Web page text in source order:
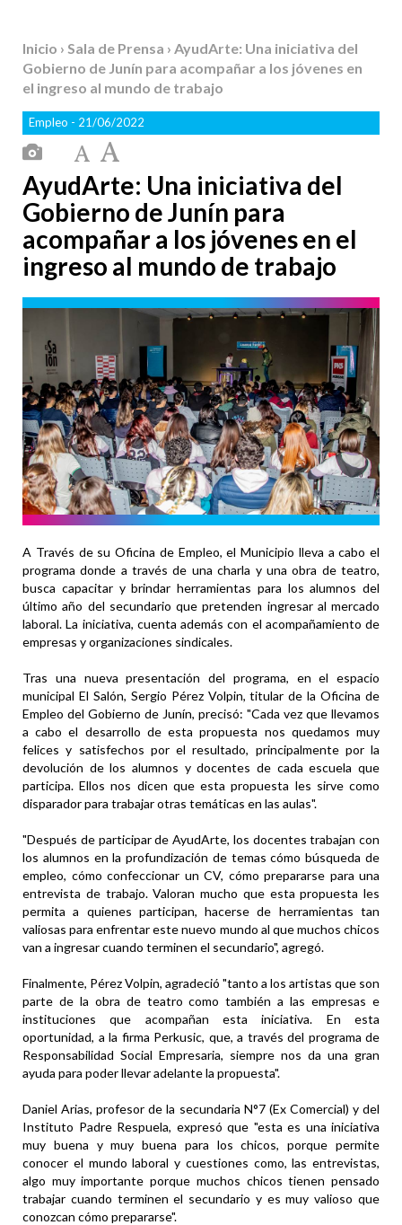
Inicio › Sala de Prensa › AyudArte: Una iniciativa del
Gobierno de Junín para acompañar a los jóvenes en
el ingreso al mundo de trabajo
Empleo - 21/06/2022
AyudArte: Una iniciativa del
Gobierno de Junín para
acompañar a los jóvenes en el
ingreso al mundo de trabajo
A Través de su Oficina de Empleo, el Municipio lleva a cabo el
programa donde a través de una charla y una obra de teatro,
busca capacitar y brindar herramientas para los alumnos del
último año del secundario que pretenden ingresar al mercado
laboral. La iniciativa, cuenta además con el acompañamiento de
empresas y organizaciones sindicales.
Tras una nueva presentación del programa, en el espacio
municipal El Salón, Sergio Pérez Volpin, titular de la Oficina de
Empleo del Gobierno de Junín, precisó: "Cada vez que llevamos
a cabo el desarrollo de esta propuesta nos quedamos muy
felices y satisfechos por el resultado, principalmente por la
devolución de los alumnos y docentes de cada escuela que
participa. Ellos nos dicen que esta propuesta les sirve como
disparador para trabajar otras temáticas en las aulas".
"Después de participar de AyudArte, los docentes trabajan con
los alumnos en la profundización de temas cómo búsqueda de
empleo, cómo confeccionar un CV, cómo prepararse para una
entrevista de trabajo. Valoran mucho que esta propuesta les
permita a quienes participan, hacerse de herramientas tan
valiosas para enfrentar este nuevo mundo al que muchos chicos
van a ingresar cuando terminen el secundario", agregó.
Finalmente, Pérez Volpin, agradeció "tanto a los artistas que son
parte de la obra de teatro como también a las empresas e
instituciones que acompañan esta iniciativa. En esta
oportunidad, a la firma Perkusic, que, a través del programa de
Responsabilidad Social Empresaria, siempre nos da una gran
ayuda para poder llevar adelante la propuesta".
Daniel Arias, profesor de la secundaria N°7 (Ex Comercial) y del
Instituto Padre Respuela, expresó que "esta es una iniciativa
muy buena y muy buena para los chicos, porque permite
conocer el mundo laboral y cuestiones como, las entrevistas,
algo muy importante porque muchos chicos tienen pensado
trabajar cuando terminen el secundario y es muy valioso que
conozcan cómo prepararse".